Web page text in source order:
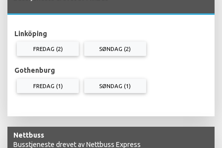
Linköping
FREDAG (2) SØNDAG (2)
Gothenburg
FREDAG (1) SØNDAG (1)
Nettbuss
Busstjeneste drevet av Nettbuss Express